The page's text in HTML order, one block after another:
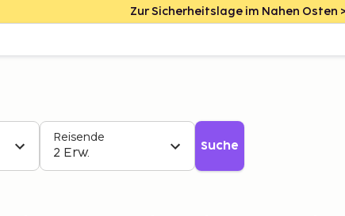
Zur Sicherheitslage im Nahen Osten
Reisende
2 Erw. Suche